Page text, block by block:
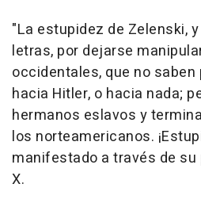
"La estupidez de Zelenski,
letras, por dejarse
occidentales, que no saben
hacia Hitler, o hacia nada;
hermanos eslavos y
los norteamericanos.
manifestado a través de
X.